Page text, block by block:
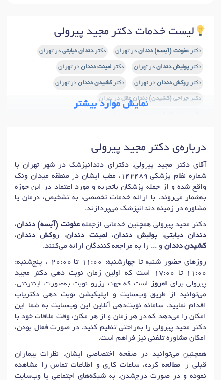
لیست خدمات دکتر مجید پیرولی
دکتر عفونت (آبسه) دندان در تهران دکتردندان دیابتی در تهران
دکترپولیش دندان در تهران دکتر لمینت دندان در تهران
دکتر روکش دندان در تهران دکترکشیدن دندان در تهران
دکتر جراحی (کشیدن) دندان عقل در تهران
دکترپروفیلاکسی دنداندر تهران
دکتر سفید کردن دندان (بلیچینگ)در تهران
دکتر دندان مصنوعیدر تهران دکترمعاینه دندان (عمومی)در تهران
دکتر صاف کردن دندان در تهران
دکتر جرم گیری (بروساژ) دنداندر تهران
دکترلیزر دندانپزشکیدر تهران
دکتر آلوئولکتومی (جراح دندانپزشکی) در تهران
دکتردندان درددر تهران دکتر دندان قروچه (بروکسیسم)در تهران
دکتردندانپزشکی ترمیمی
دکتر پروتزهای دندانی (پروستودانتیکس) در تهران
دکتر کامپوزیت دندان (ونیر)در تهران دکتر عصب کشی دنداندر تهران
دکتر پیوند استخوان ایمپلنت های دندانیدر تهران
دکتر ایمپلنت دنداندر تهران دکترافزایش طول تاج دنداندر تهران
دکتر دندان نهفته در تهران دکتراکسپوژر دندان نهفتهدر تهران
نمایش موارد بیشتر
درباره‌ی دکتر مجید پیرولی
آقای دکتر مجید پیرولی، دکترای دندانپزشک در شهر تهران با
شماره نظام پزشکی 142489، مطب ایشان در منطقه میدان ونک
واقع شده و از جمله پزشکان باتجربه و مورد اعتماد در این حوزه
به‌شمار می‌روند. با ارائه خدمات تخصصی، به تشخیص، درمان یا
مشاوره در زمینه دندانپزشک می‌پردازند.
دکتر مجید پیرولی همچنین خدماتی ازجملهعفونت (آبسه) دندان،
دندان دیابتی، پولیش دندان، لمینت دندان، روکش دندان،
کشیدن دندان و ... را به مراجعه کنندگان ارائه می‌کنند.
روزهای حضور شنبه تا چهارشنبه: 11:00 تا 20:00 ، پنج‌شنبه:
11:00 تا 17:00 است که اولین زمان نوبت دهی دکتر مجید
پیرولی برای امروز
است که جهت رزرو نوبت به‌صورت اینترنتی،
می‌توانید از طریق وب‌سایت و اپلیکیشن نوبت دهی دکتریاب
اقدام نمایید. سامانه نوبت‌دهی آنلاین این وب‌سایت به شما این
امکان را می‌دهد که در هر زمان و از هر مکان، وقت ملاقات خود با
دکتر مجید پیرولی را به‌راحتی تنظیم کنید. در صورت فعال بودن،
امکان مشاوره تلفنی نیز فراهم است.
همچنین می‌توانید در صفحه اختصاصی ایشان، نظرات بیماران
قبلی را مطالعه کرده، ساعات کاری و اطلاعات تماس را مشاهده
نموده و در صورت درج‌شدن، به شبکه‌های اجتماعی یا وب‌سایت